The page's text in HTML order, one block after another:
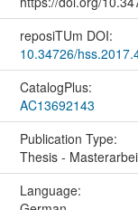
reposiTUm DOI:
10.34726/
CatalogPlus:
AC13692143
Publication Type:
Thesis -
Language: